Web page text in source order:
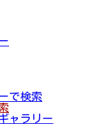
で検索
ャラリー